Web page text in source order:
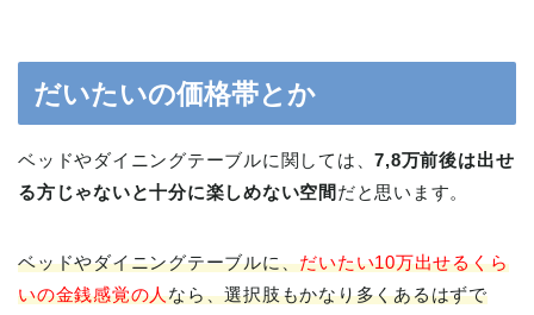
だいたいの価格帯とか
ベッドやダイニングテーブルに関しては、7,8万前後は出せ
る方じゃないと十分に楽しめない空間 だと思います。
ベッドやダイニングテーブルに、だいたい10万出せるくら
いの金銭感覚の人なら、選択肢もかなり多くあるはずで